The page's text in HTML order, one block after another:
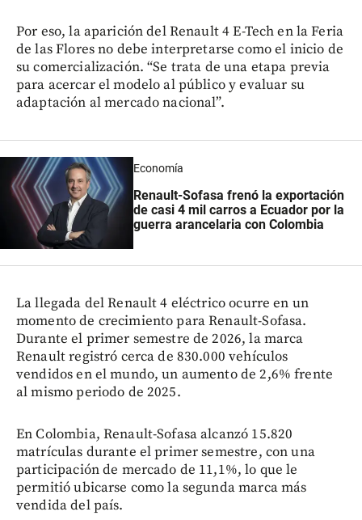
Por eso, la aparición del Renault 4 E-Tech en la Feria
de las Flores no debe interpretarse como el inicio de
su comercialización. “Se trata de una etapa previa
para acercar el modelo al público y evaluar su
adaptación al mercado nacional”.
Economía
Renault-Sofasa frenó la exportación
de casi 4 mil carros a Ecuador por la
guerra arancelaria con Colombia
La llegada del Renault 4 eléctrico ocurre en un
momento de crecimiento para Renault-Sofasa.
Durante el primer semestre de 2026, la marca
Renault registró cerca de 830.000 vehículos
vendidos en el mundo, un aumento de 2,6% frente
al mismo periodo de 2025.
En Colombia, Renault-Sofasa alcanzó 15.820
matrículas durante el primer semestre, con una
participación de mercado de 11,1%, lo que le
permitió ubicarse como la segunda marca más
vendida del país.